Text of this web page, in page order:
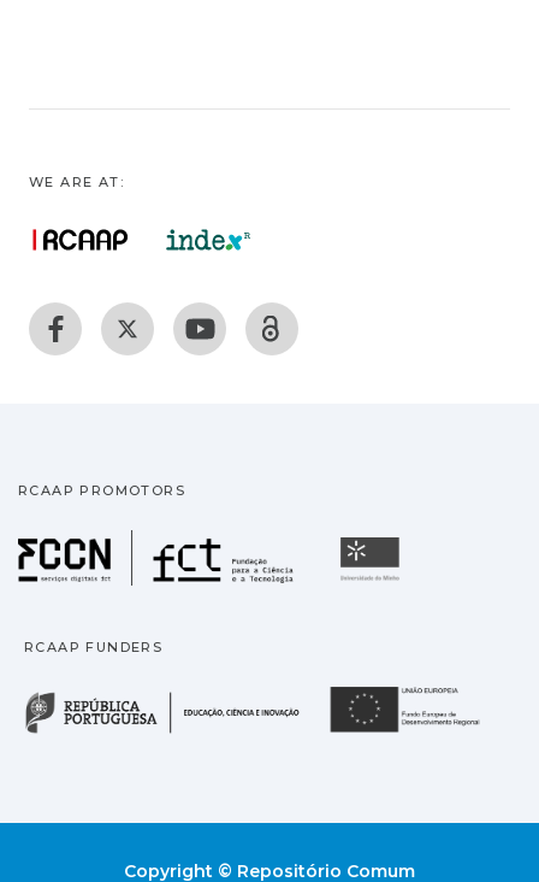
WE ARE AT:
RCAAP PROMOTORS
Fundação para a
RCAAP FUNDERS
República Portuguesa
Copyright © Repositório Comum